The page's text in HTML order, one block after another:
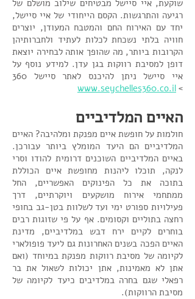
שוקעת, איי סיישל מבטיחים שילוב מושלם של
רגיעה והתרגשות. הקסם הייחודי של איי סיישל,
יחד עם האירוח החם והמטבח המעודן, יוצרים
חוויה בלתי נשכחת לכלות לעתיד ולחברותיהן
הקרובות ביותר, מה שהופך אותה לבחירה יוצאת
דופן למסיבת רווקות בגן עדן. למידע נוסף על
איי סיישל ניתן להיכנס לאתר סיישל 360
>
www.seychelles360.co.il
האיים המלדיביים
חולמות על חופשת איים מפנקת ומלהיבה? האיים
המלדיביים הם היעד המומלץ ביותר עבורכן.
באיים המלדיביים השוכנים דרומית להודו וסרי
לנקה, תוכלו ליהנות מחופשת איים הכוללת
בתוכה את כל הפינוקים האפשריים, החל
ממתחמי אירוח מושקעים ויוקרתיים, דרך
פעילויות ספורט ימי ועד לשלוות בטן-גב בחופי
רחצה בתוליים וקסומים. אף על פי שזוגות רבים
בוחרים לקיים ירח דבש במלדיביים, מדינת
האיים הפכה בשנים האחרונות גם ליעד פופולארי
לקיומה של מסיבת רווקות מפנקת במיוחד (ואם
אתן לא מאמינות, אתן יכולות לשאול את בר
רפאלי שגם בחרה במלדיבים כיעד לקיומה של
מסיבת הרווקות).